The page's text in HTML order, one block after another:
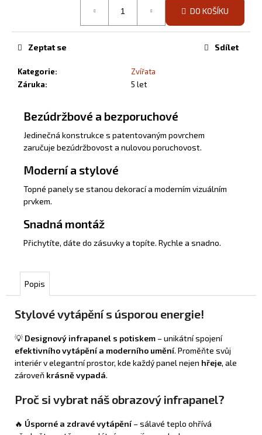
DO KOŠÍKU
Kategorie:
Zvířata
Záruka: 5 let
Zeptat se Sdílet
Bezúdržbové a bezporuchové
Jedinečná konstrukce s patentovaným povrchem
zaručuje bezúdržbovost a nulovou poruchovost.
Moderní a stylové
Topné panely se stanou dekorací a moderním vizuálním
prvkem.
Snadná montáž
Přichytíte, dáte do zásuvky a topíte. Rychle a snadno.
Popis
Stylové vytápění s úsporou energie!
💡 Designový infrapanel s potiskem – unikátní spojení
efektivního vytápění a moderního umění. Proměňte svůj
interiér v elegantní prostor, kde každý panel nejen hřeje, ale
zároveň krásně vypadá.
Proč si vybrat náš obrazový infrapanel?
🔥 Úsporné a zdravé vytápění – sálavé teplo ohřívá